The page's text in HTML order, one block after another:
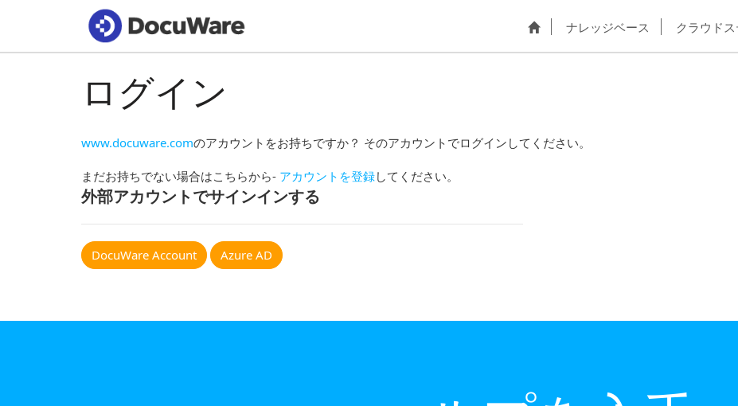
ナレッジベース クラウド
ログイン
www.docuware.comのアカウントをお持ちですか？ そのアカウントでログインしてください。
まだお持ちでない場合はこちらから- アカウントを登録してください。
外部アカウントでサインインする
DocuWare Account Azure AD